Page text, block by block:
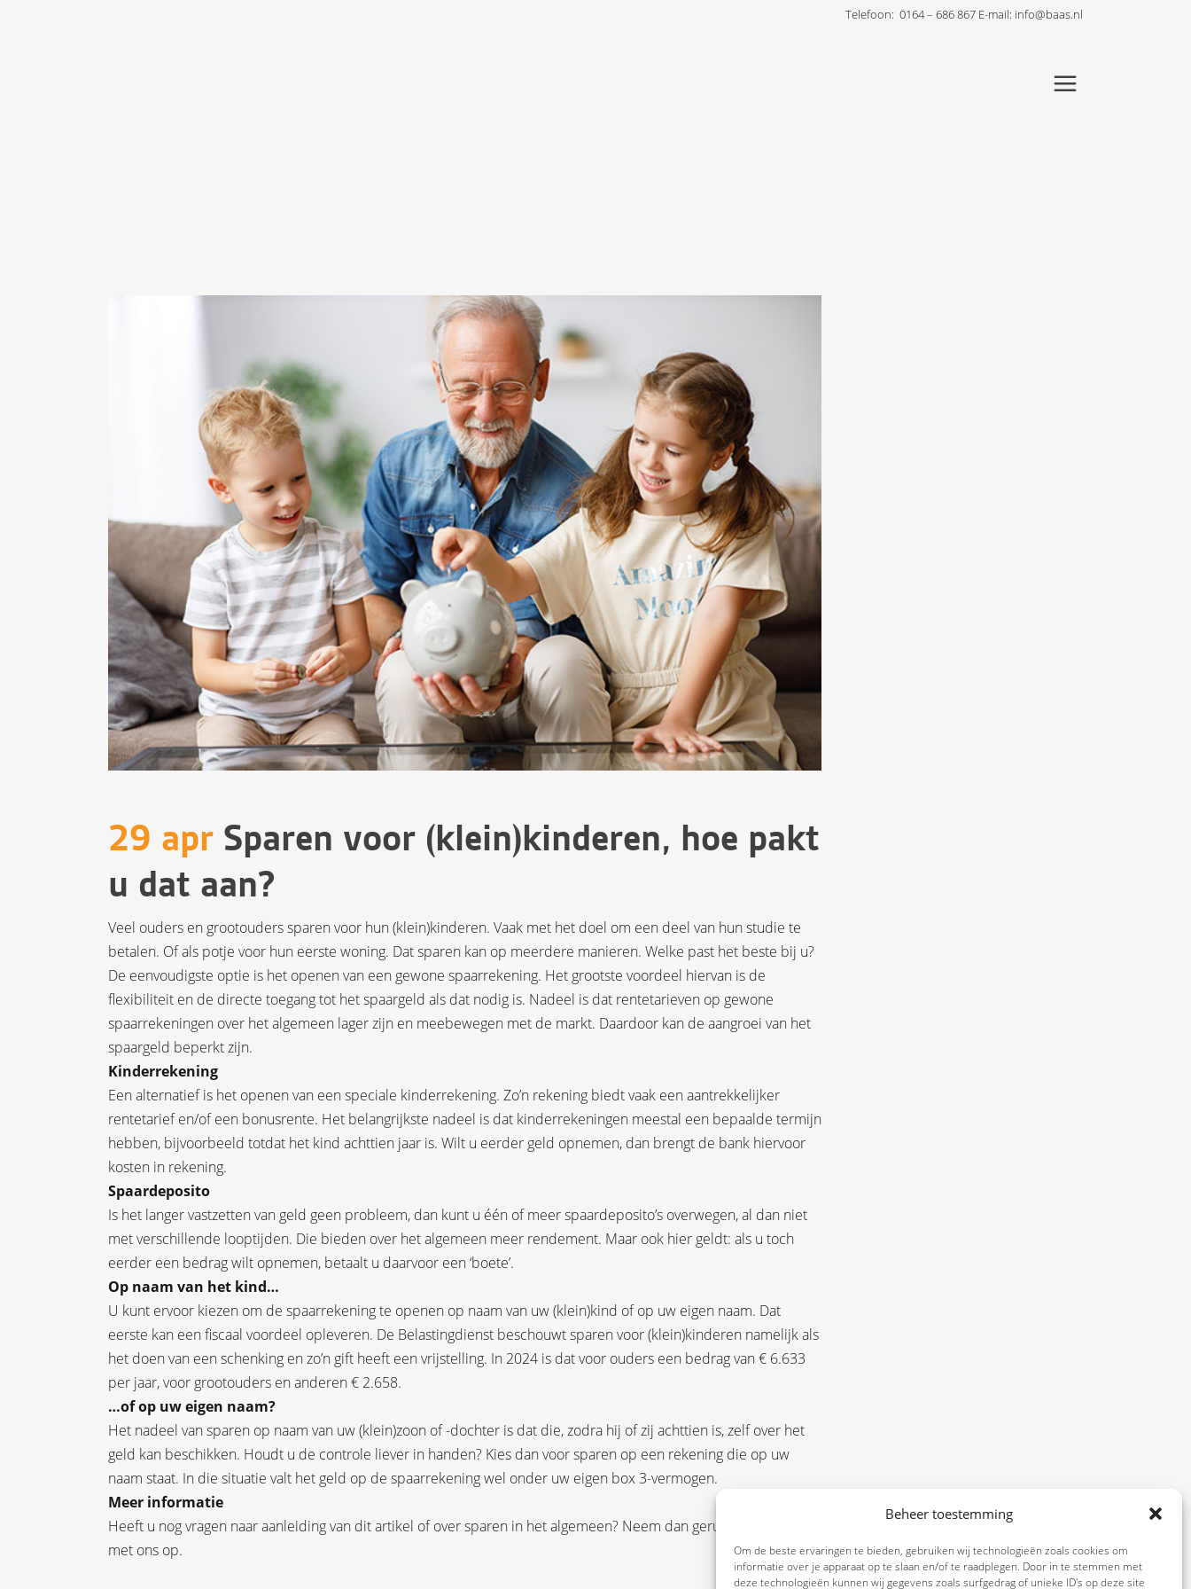
Beheer toestemming
Om de beste ervaringen te bieden, gebruiken wij technologieën zoals cookies om
informatie over je apparaat op te slaan en/of te raadplegen. Door in te stemmen met
deze technologieën kunnen wij gegevens zoals surfgedrag of unieke ID's op deze site
Telefoon: 0164 – 686 867 E-mail: info@baas.nl
29 apr Sparen voor (klein)kinderen, hoe pakt
u dat aan?
Veel ouders en grootouders sparen voor hun (klein)kinderen. Vaak met het doel om een deel van hun studie te
betalen. Of als potje voor hun eerste woning. Dat sparen kan op meerdere manieren. Welke past het beste bij u?
De eenvoudigste optie is het openen van een gewone spaarrekening. Het grootste voordeel hiervan is de
flexibiliteit en de directe toegang tot het spaargeld als dat nodig is. Nadeel is dat rentetarieven op gewone
spaarrekeningen over het algemeen lager zijn en meebewegen met de markt. Daardoor kan de aangroei van het
spaargeld beperkt zijn.
Kinderrekening
Een alternatief is het openen van een speciale kinderrekening. Zo’n rekening biedt vaak een aantrekkelijker
rentetarief en/of een bonusrente. Het belangrijkste nadeel is dat kinderrekeningen meestal een bepaalde termijn
hebben, bijvoorbeeld totdat het kind achttien jaar is. Wilt u eerder geld opnemen, dan brengt de bank hiervoor
kosten in rekening.
Spaardeposito
Is het langer vastzetten van geld geen probleem, dan kunt u één of meer spaardeposito’s overwegen, al dan niet
met verschillende looptijden. Die bieden over het algemeen meer rendement. Maar ook hier geldt: als u toch
eerder een bedrag wilt opnemen, betaalt u daarvoor een ‘boete’.
Op naam van het kind…
U kunt ervoor kiezen om de spaarrekening te openen op naam van uw (klein)kind of op uw eigen naam. Dat
eerste kan een fiscaal voordeel opleveren. De Belastingdienst beschouwt sparen voor (klein)kinderen namelijk als
het doen van een schenking en zo’n gift heeft een vrijstelling. In 2024 is dat voor ouders een bedrag van € 6.633
per jaar, voor grootouders en anderen € 2.658.
…of op uw eigen naam?
Het nadeel van sparen op naam van uw (klein)zoon of -dochter is dat die, zodra hij of zij achttien is, zelf over het
geld kan beschikken. Houdt u de controle liever in handen? Kies dan voor sparen op een rekening die op uw
naam staat. In die situatie valt het geld op de spaarrekening wel onder uw eigen box 3-vermogen.
Meer informatie
Heeft u nog vragen naar aanleiding van dit artikel of over sparen in het algemeen? Neem dan gerust even contact
met ons op.